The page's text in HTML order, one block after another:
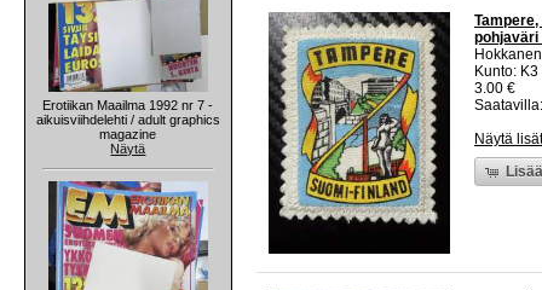
Erotiikan Maailma 1992 nr 7 -
aikuisviihdelehti / adult graphics
magazine
Näytä
pohjaväri
Kunto:
3.00 €
Näytä